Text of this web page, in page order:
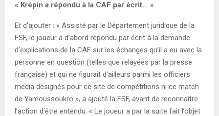
« Krépin a répondu à la CAF par écrit… »
Et d’ajouter : « Assisté par le Département juridique de la
FSF, le joueur a d’abord répondu par écrit à la demande
d’explications de la CAF sur les échanges qu’il a eu avec la
personne en question (telles que relayées par la presse
française) et qui ne figurait d’ailleurs parmi les officiers
media désignés pour ce site de compétitions ni ce match
de Yamoussoukro », a ajouté la FSF, avant de reconnaître
l’action d’être entendu. « Le joueur a par la suite fait l’objet